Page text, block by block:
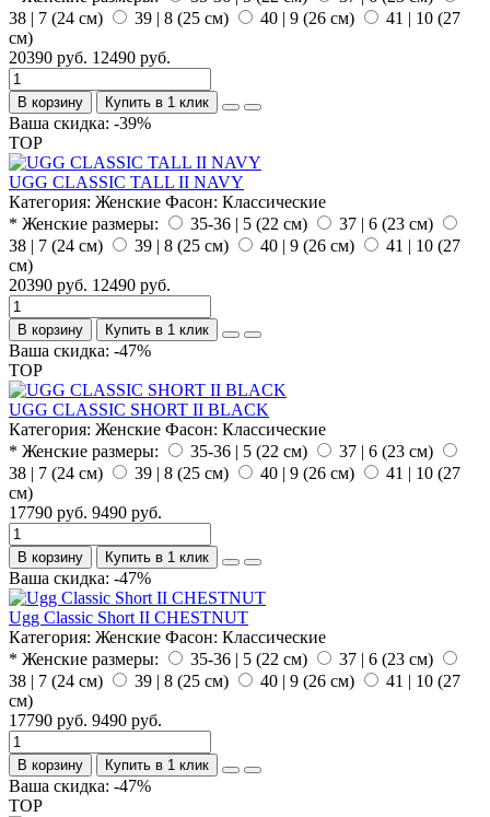
38 | 7 (24 см)
39 | 8 (25 см) 40 | 9 (26 см)
41 | 10 (27
см)
20390 руб. 12490 руб.
В корзину Купить в 1 клик
Ваша скидка: -39%
TOP
UGG CLASSIC TALL II NAVY
Категория: Женские Фасон: Классические
* Женские размеры:
35-36 | 5 (22 см)
37 | 6 (23 см)
38 | 7 (24 см)
39 | 8 (25 см) 40 | 9 (26 см)
41 | 10 (27
см)
20390 руб. 12490 руб.
В корзину Купить в 1 клик
Ваша скидка: -47%
TOP
UGG CLASSIC SHORT II BLACK
Категория: Женские Фасон: Классические
* Женские размеры:
35-36 | 5 (22 см)
37 | 6 (23 см)
38 | 7 (24 см)
39 | 8 (25 см) 40 | 9 (26 см)
41 | 10 (27
см)
17790 руб. 9490 руб.
В корзину Купить в 1 клик
Ваша скидка: -47%
Ugg Classic Short II CHESTNUT
Категория: Женские Фасон: Классические
* Женские размеры:
35-36 | 5 (22 см)
37 | 6 (23 см)
38 | 7 (24 см)
39 | 8 (25 см) 40 | 9 (26 см)
41 | 10 (27
см)
17790 руб. 9490 руб.
В корзину Купить в 1 клик
Ваша скидка: -47%
TOP